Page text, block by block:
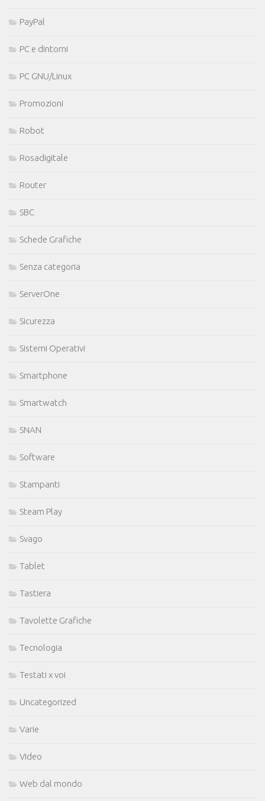
PayPal
PC e dintorni
PC GNU/Linux
Promozioni
Robot
Rosadigitale
Router
SBC
Schede Grafiche
Senza categoria
ServerOne
Sicurezza
Sistemi Operativi
Smartphone
Smartwatch
SNAN
Software
Stampanti
Steam Play
Svago
Tablet
Tastiera
Tavolette Grafiche
Tecnologia
Testati x voi
Uncategorized
Varie
Video
Web dal mondo